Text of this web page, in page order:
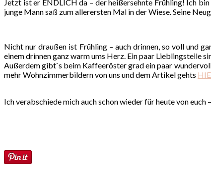
Jetzt ist er ENDLICH da – der heißersehnte Frühling! Ich
junge Mann saß zum allerersten Mal in der Wiese. Seine
Nicht nur draußen ist Frühling – auch drinnen, so voll und
einem drinnen ganz warm ums Herz. Ein paar Lieblingsteile
Außerdem gibt`s beim Kaffeeröster grad ein paar
mehr Wohnzimmerbildern von uns und dem Artikel gehts
Ich verabschiede mich auch schon wieder für heute von